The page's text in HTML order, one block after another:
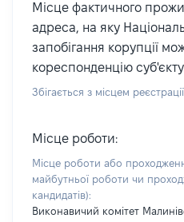
Місце фактичного
адреса, на яку
запобігання корупції
кореспонденцію
Збігається з місцем реєстрації
Місце роботи:
Місце роботи або
майбутньої роботи чи
кандидатів):
Виконавичий комітет